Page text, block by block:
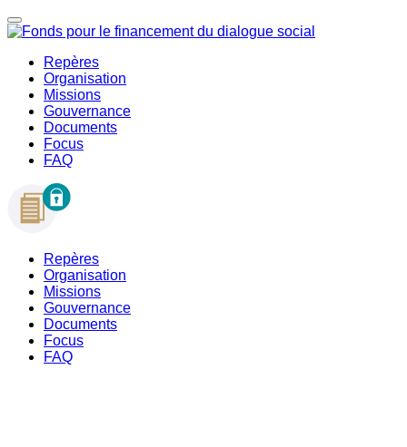
Repères
Organisation
Missions
Gouvernance
Documents
Focus
FAQ
Repères
Organisation
Missions
Gouvernance
Documents
Focus
FAQ